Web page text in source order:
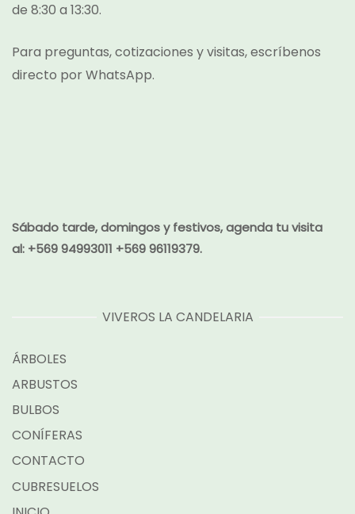
de 8:30 a 13:30.
Para preguntas, cotizaciones y visitas, escríbenos
directo porWhatsApp.
Sábado tarde, domingos y festivos, agenda tu visita
al: +569 94993011 +569 96119379.
VIVEROS LA CANDELARIA
ÁRBOLES
ARBUSTOS
BULBOS
CONÍFERAS
CONTACTO
CUBRESUELOS